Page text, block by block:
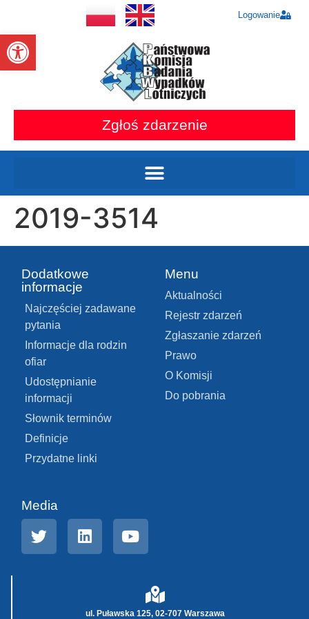
Otwórz pasek narzędzi
Logowanie
Zgłoś zdarzenie
2019-3514
Dodatkowe
informacje
Najczęściej zadawane
pytania
Informacje dla rodzin
ofiar
Udostępnianie
informacji
Słownik terminów
Definicje
Przydatne linki
Menu
Aktualności
Rejestr zdarzeń
Zgłaszanie zdarzeń
Prawo
O Komisji
Do pobrania
Media
ul. Puławska 125, 02-707 Warszawa